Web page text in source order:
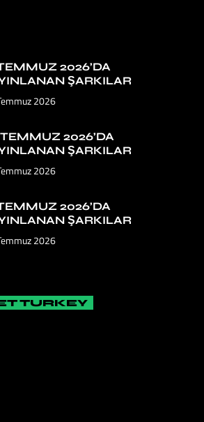
2026’DA
ŞARKILAR
2026
2026’DA
ŞARKILAR
2026
2026’DA
ŞARKILAR
2026
TURKEY